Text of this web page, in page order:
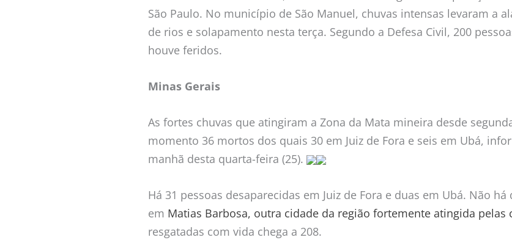
São Paulo. No município de São Manuel, chuvas intensas levaram a
de rios e solapamento nesta terça. Segundo a Defesa Civil, 200
houve feridos.
Minas Gerais
As fortes chuvas que atingiram a Zona da Mata mineira desde
momento 36 mortos dos quais 30 em Juiz de Fora e seis em Ubá,
manhã desta quarta-feira (25).
Há 31 pessoas desaparecidas em Juiz de Fora e duas em Ubá. Não
em Matias Barbosa, outra cidade da região fortemente atingida pelas
resgatadas com vida chega a 208.